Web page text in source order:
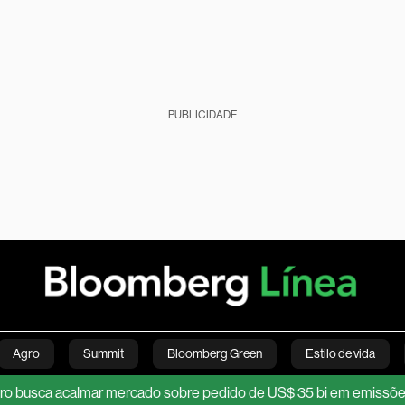
PUBLICIDADE
Agro Summit Bloomberg Green Estilo de vida
pessoais Viagens Internacional Brasil
mercado sobre pedido de US$ 35 bi em emissões de